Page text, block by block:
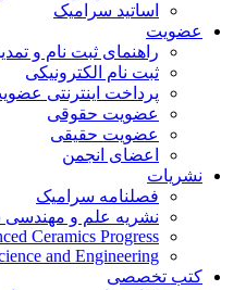
اساتید سرامیک
عضویت
راهنمای ثبت نام و
ثبت نام الکترونیکی
پرداخت اینترنتی
عضویت حقوقی
عضویت حقیقی
اعضای انجمن
نشریات
فصلنامه سرامیک
نشریه علم و مهندسی
Ceramics Progress
and Engineering
کتب تخصصی